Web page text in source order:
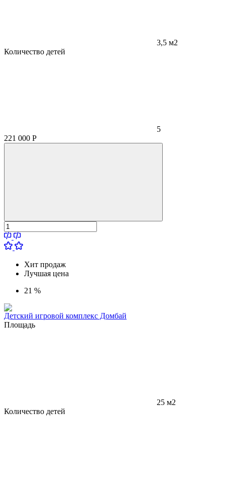
3,5 м2
Количество детей
5
221 000 Р
Хит продаж
Лучшая цена
21 %
Детский игровой комплекс Домбай
Площадь
25 м2
Количество детей